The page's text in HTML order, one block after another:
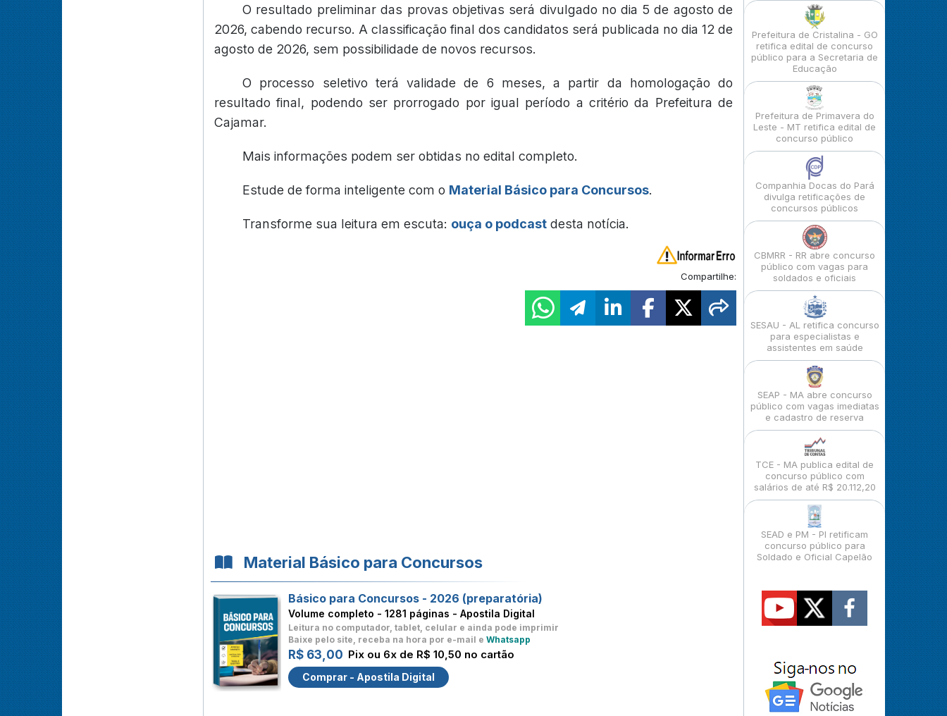
O resultado preliminar das provas objetivas será divulgado no dia 5 de agosto de
2026, cabendo recurso. A classificação final dos candidatos será publicada no dia 12 de
agosto de 2026, sem possibilidade de novos recursos.
O processo seletivo terá validade de 6 meses, a partir da homologação do
resultado final, podendo ser prorrogado por igual período a critério da Prefeitura de
Cajamar.
Mais informações podem ser obtidas no edital completo.
Estude de forma inteligente com o Material Básico para Concursos.
Transforme sua leitura em escuta: ouça o podcast desta notícia.
Compartilhe:
Material Básico para Concursos
Básico para Concursos - 2026 (preparatória)
Volume completo - 1281 páginas - Apostila Digital
Leitura no computador, tablet, celular e ainda pode imprimir
Baixe pelo site, receba na hora por e-mail e Whatsapp
R$ 63,00 Pix ou 6x de R$ 10,50 no cartão
Comprar - Apostila Digital
Prefeitura de Cristalina - GO
retifica edital de concurso
público para a Secretaria de
Educação
Prefeitura de Primavera do
Leste - MT retifica edital de
concurso público
Companhia Docas do Pará
divulga retificações de
concursos públicos
CBMRR - RR abre concurso
público com vagas para
soldados e oficiais
SESAU - AL retifica concurso
para especialistas e
assistentes em saúde
SEAP - MA abre concurso
público com vagas imediatas
e cadastro de reserva
TCE - MA publica edital de
concurso público com
salários de até R$ 20.112,20
SEAD e PM - PI retificam
concurso público para
Soldado e Oficial Capelão